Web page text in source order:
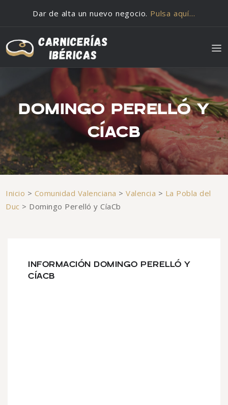
Dar de alta un nuevo negocio. Pulsa aquí…
DOMINGO PERELLÓ Y
CÍACB
Inicio > Comunidad Valenciana >Valencia > La Pobla del
Duc > Domingo Perelló y CíaCb
INFORMACIÓN DOMINGO PERELLÓ Y
CÍACB